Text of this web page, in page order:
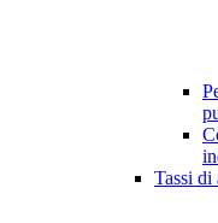
Tassi di